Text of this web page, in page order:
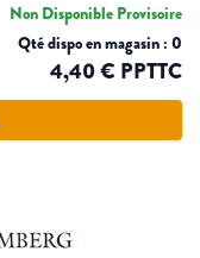
Non Disponible Provisoire
Qté dispo en magasin : 0
4,40 € PPTTC